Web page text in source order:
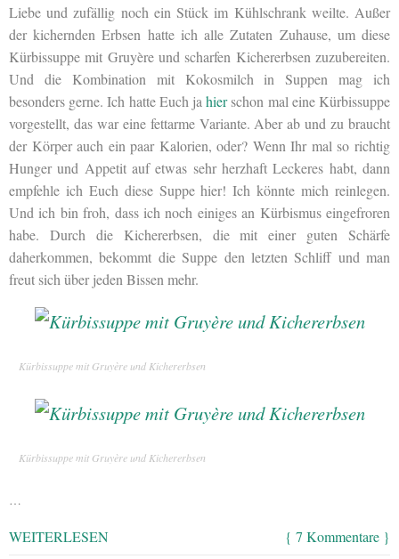
Liebe und zufällig noch ein Stück im Kühlschrank weilte. Außer
der kichernden Erbsen hatte ich alle Zutaten Zuhause, um diese
Kürbissuppe mit Gruyère und scharfen Kichererbsen zuzubereiten.
Und die Kombination mit Kokosmilch in Suppen mag ich
besonders gerne. Ich hatte Euch jahierschon mal eine Kürbissuppe
vorgestellt, das war eine fettarme Variante. Aber ab und zu braucht
der Körper auch ein paar Kalorien, oder? Wenn Ihr mal so richtig
Hunger und Appetit auf etwas sehr herzhaft Leckeres habt, dann
empfehle ich Euch diese Suppe hier! Ich könnte mich reinlegen.
Und ich bin froh, dass ich noch einiges an Kürbismus eingefroren
habe. Durch die Kichererbsen, die mit einer guten Schärfe
daherkommen, bekommt die Suppe den letzten Schliff und man
freut sich über jeden Bissen mehr.
Kürbissuppe mit Gruyère und Kichererbsen
Kürbissuppe mit Gruyère und Kichererbsen
…
WEITERLESEN { 7 Kommentare }